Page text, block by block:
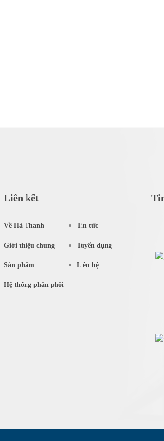
Liên kết
Về Hà Thanh
Giới thiệu chung
Sản phẩm
Hệ thống phân phối
Tin tức
Tuyển dụng
Liên hệ